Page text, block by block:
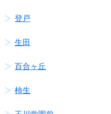
登戸
生田
百合ヶ丘
柿生